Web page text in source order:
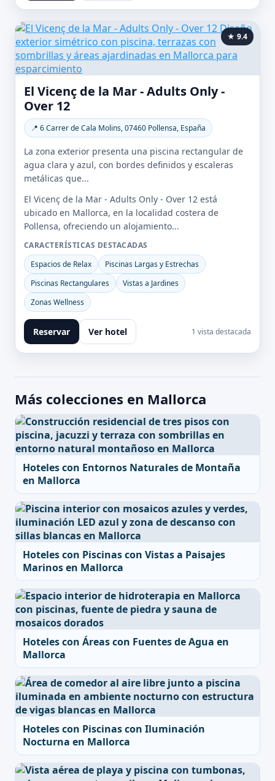
★ 9.4
El Vicenç de la Mar - Adults Only -
Over 12
📍 6 Carrer de Cala Molins, 07460 Pollensa, España
La zona exterior presenta una piscina rectangular de
agua clara y azul, con bordes definidos y escaleras
metálicas que...
El Vicenç de la Mar - Adults Only - Over 12 está
ubicado en Mallorca, en la localidad costera de
Pollensa, ofreciendo un alojamiento...
CARACTERÍSTICAS DESTACADAS
Espacios de Relax
Piscinas Largas y Estrechas
Piscinas Rectangulares
Vistas a Jardines
Zonas Wellness
Reservar Ver hotel 1 vista destacada
Más colecciones en Mallorca
Hoteles con Entornos Naturales de Montaña
en Mallorca
Hoteles con Piscinas con Vistas a Paisajes
Marinos en Mallorca
Hoteles con Áreas con Fuentes de Agua en
Mallorca
Hoteles con Piscinas con Iluminación
Nocturna en Mallorca